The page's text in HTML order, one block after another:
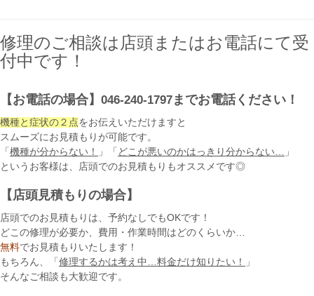
修理のご相談は店頭またはお電話にて受
付中です！
【お電話の場合】 046-240-1797までお電話ください！
機種と症状の２点をお伝えいただけますと
スムーズにお見積もりが可能です。
「 機種が分からない！ 」「 どこが悪いのかはっきり分からない…
」
というお客様は、店頭でのお見積もりもオススメです◎
【店頭見積もりの場合】
店頭でのお見積もりは、予約なしでもOKです！
どこの修理が必要か、費用・作業時間はどのくらいか…
無料でお見積もりいたします！
もちろん、「 修理するかは考え中…料金だけ知りたい！
」
そんなご相談も大歓迎です。